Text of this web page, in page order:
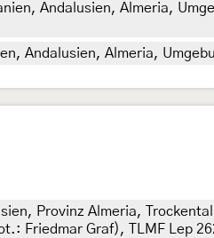
Andalusien, Almeria,
Andalusien, Almeria,
Provinz Almeria,
Friedmar Graf), TLMF Lep